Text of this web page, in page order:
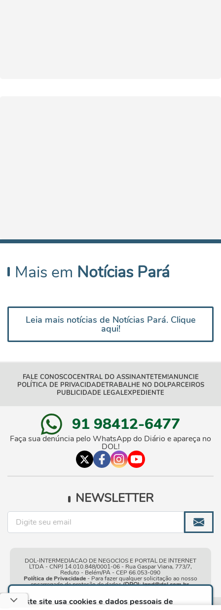
Este site usa cookies e dados pessoais de
Mais em Notícias Pará
Leia mais notícias de Notícias Pará. Clique
aqui!
FALE CONOSCOCENTRAL DO ASSINANTETEM!ANUNCIE
POLÍTICA DE PRIVACIDADETRABALHE NO DOLPARCEIROS
PUBLICIDADE LEGALEXPEDIENTE
91 98412-6477
Faça sua denúncia pelo WhatsApp do Diário e apareça no
DOL!
NEWSLETTER
DOL-INTERMEDIACAO DE NEGOCIOS E PORTAL DE INTERNET
LTDA - CNPJ 14.010.848/0001-06 - Rua Gaspar Viana, 773/7,
Reduto - Belém/PA - CEP 66.053-090
Política de Privacidade- Para fazer qualquer solicitação ao nosso
encarregado de proteção de dados(DPO):lgpd@dol.com.br.